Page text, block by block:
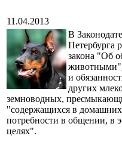
11.04.2013
В
Петербурга
закона "Об
животными",
и
других
земноводных,
"содержащихся в домашних
потребности в общении, в
целях".